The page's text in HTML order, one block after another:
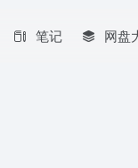
笔记 网盘